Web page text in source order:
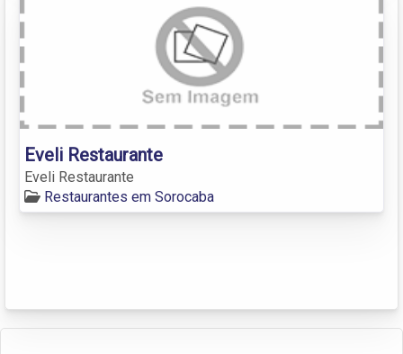
Eveli Restaurante
Eveli Restaurante
Restaurantes em Sorocaba